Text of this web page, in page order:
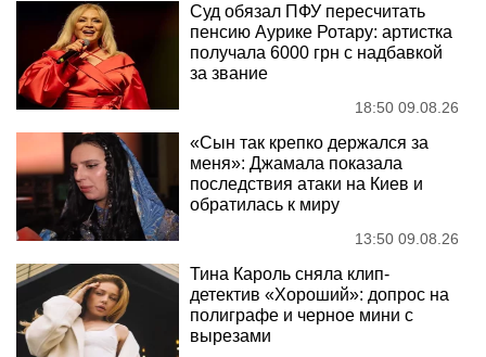
Суд обязал ПФУ пересчитать
пенсию Аурике Ротару: артистка
получала 6000 грн с надбавкой
за звание
18:50 09.08.26
«Сын так крепко держался за
меня»: Джамала показала
последствия атаки на Киев и
обратилась к миру
13:50 09.08.26
Тина Кароль сняла клип-
детектив «Хороший»: допрос на
полиграфе и черное мини с
вырезами